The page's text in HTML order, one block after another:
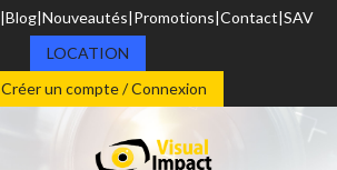
Blog Nouveautés Promotions Contact SAV
LOCATION
Créer un compte / Connexion